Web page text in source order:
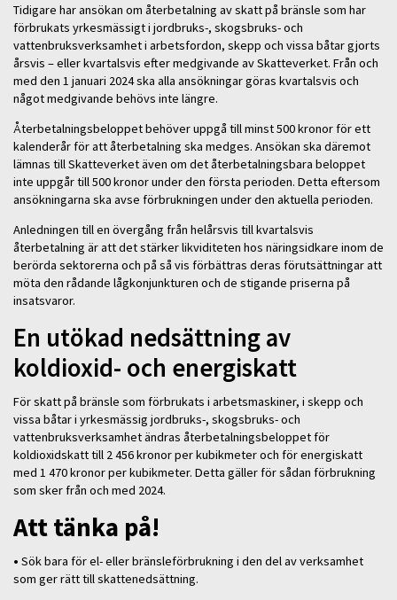
Tidigare har ansökan om återbetalning av skatt på bränsle som har
förbrukats yrkesmässigt i jordbruks-, skogsbruks- och
vattenbruksverksamhet i arbetsfordon, skepp och vissa båtar gjorts
årsvis – eller kvartalsvis efter medgivande av Skatteverket. Från och
med den 1 januari 2024 ska alla ansökningar göras kvartalsvis och
något medgivande behövs inte längre.
Återbetalningsbeloppet behöver uppgå till minst 500 kronor för ett
kalenderår för att återbetalning ska medges. Ansökan ska däremot
lämnas till Skatteverket även om det återbetalningsbara beloppet
inte uppgår till 500 kronor under den första perioden. Detta eftersom
ansökningarna ska avse förbrukningen under den aktuella perioden.
Anledningen till en övergång från helårsvis till kvartalsvis
återbetalning är att det stärker likviditeten hos näringsidkare inom de
berörda sektorerna och på så vis förbättras deras förutsättningar att
möta den rådande lågkonjunkturen och de stigande priserna på
insatsvaror.
En utökad nedsättning av
koldioxid- och energiskatt
För skatt på bränsle som förbrukats i arbetsmaskiner, i skepp och
vissa båtar i yrkesmässig jordbruks-, skogsbruks- och
vattenbruksverksamhet ändras återbetalningsbeloppet för
koldioxidskatt till 2 456 kronor per kubikmeter och för energiskatt
med 1 470 kronor per kubikmeter. Detta gäller för sådan förbrukning
som sker från och med 2024.
Att tänka på!
• Sök bara för el- eller bränsleförbrukning i den del av verksamhet
som ger rätt till skattenedsättning.